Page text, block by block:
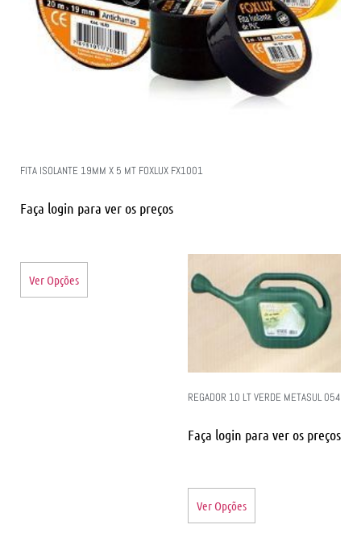
FITA ISOLANTE 19MM X 5 MT FOXLUX FX1001
Faça login para ver os preços
Ver Opções
REGADOR 10 LT VERDE METASUL 054
Faça login para ver os preços
Ver Opções